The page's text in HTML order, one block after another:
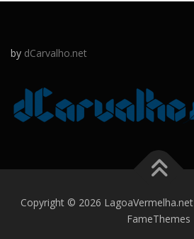
by dCarvalho.net
Copyright © 2026 LagoaVermelha.net
FameThemes